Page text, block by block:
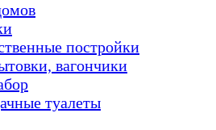
постройки
вагончики
туалеты